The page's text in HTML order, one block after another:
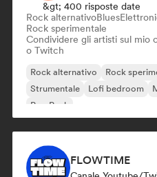
&gt; 400 risposte date
Rock alternativoBlues
Rock sperimentale
Condividere gli artisti sul mio
o Twitch
Rock alternativo Rock
Strumentale
Lofi bedroom
Pop Punk
FLOWTIME